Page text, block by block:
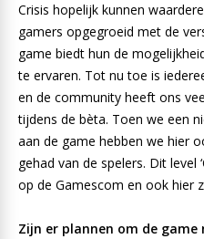
Crisis hopelijk kunnen
gamers opgegroeid met de
game biedt hun de
te ervaren. Tot nu toe is
en de community heeft ons
tijdens de bèta. Toen we een
aan de game hebben we hier
gehad van de spelers. Dit level
op de Gamescom en ook hier
Zijn er plannen om de game